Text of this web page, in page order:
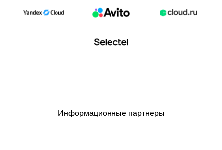
Информационные партнеры